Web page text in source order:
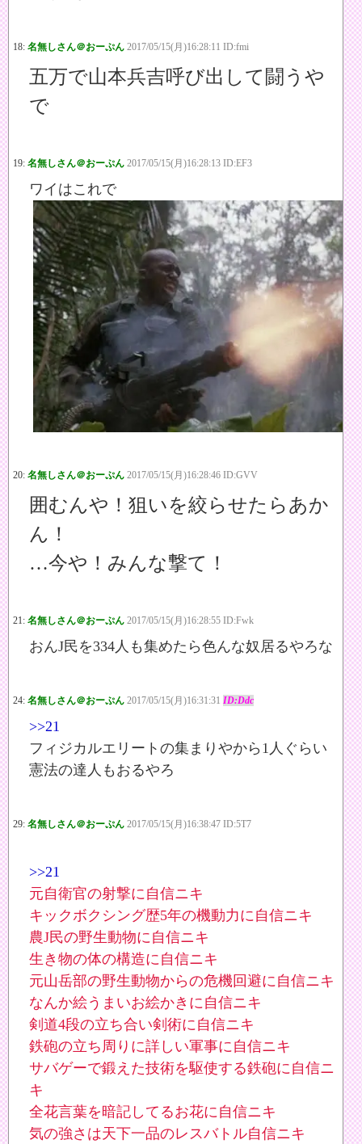
18: 名無しさん＠おーぷん 2017/05/15(月)16:28:11 ID:fmi
五万で山本兵吉呼び出して闘うや
で
19: 名無しさん＠おーぷん 2017/05/15(月)16:28:13 ID:EF3
ワイはこれで
20: 名無しさん＠おーぷん 2017/05/15(月)16:28:46 ID:GVV
囲むんや！狙いを絞らせたらあか
ん！
…今や！みんな撃て！
21: 名無しさん＠おーぷん 2017/05/15(月)16:28:55 ID:Fwk
おんJ民を334人も集めたら色んな奴居るやろな
24: 名無しさん＠おーぷん 2017/05/15(月)16:31:31 ID:Ddc
>>21
フィジカルエリートの集まりやから1人ぐらい
憲法の達人もおるやろ
29: 名無しさん＠おーぷん 2017/05/15(月)16:38:47 ID:5T7
>>21
元自衛官の射撃に自信ニキ
キックボクシング歴5年の機動力に自信ニキ
農J民の野生動物に自信ニキ
生き物の体の構造に自信ニキ
元山岳部の野生動物からの危機回避に自信ニキ
なんか絵うまいお絵かきに自信ニキ
剣道4段の立ち合い剣術に自信ニキ
鉄砲の立ち周りに詳しい軍事に自信ニキ
サバゲーで鍛えた技術を駆使する鉄砲に自信ニ
キ
全花言葉を暗記してるお花に自信ニキ
気の強さは天下一品のレスバトル自信ニキ